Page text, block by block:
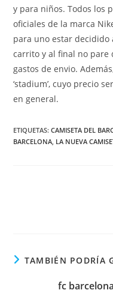
y para niños. Todos los
oficiales de la marca
para uno estar decidido
carrito y al final no pare
gastos de envio.
‘stadium’, cuyo precio
en general.
ETIQUETAS:CAMISETA DEL
BARCELONA, LA NUEVA
TAMBIÉN PODRÍA
fc